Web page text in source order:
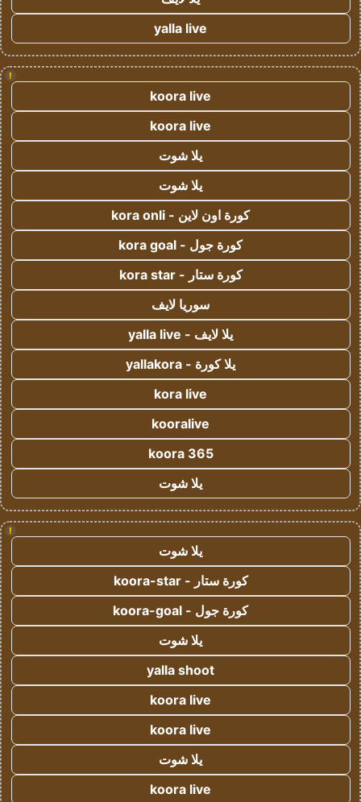
yalla live
!
koora live
koora live
يلا شوت
يلا شوت
كورة اون لاين - kora onli
كورة جول - kora goal
كورة ستار - kora star
سوريا لايف
يلا لايف - yalla live
يلا كورة - yallakora
kora live
kooralive
koora 365
يلا شوت
!
يلا شوت
كورة ستار - koora-star
كورة جول - koora-goal
يلا شوت
yalla shoot
koora live
koora live
يلا شوت
koora live